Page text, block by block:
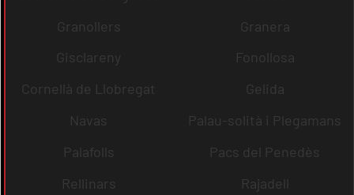
Granollers
Granera
Gisclareny
Fonollosa
Cornellà de Llobregat
Gelida
Navas
Palau-solità i Plegamans
Palafolls
Pacs del Penedès
Rellinars
Rajadell